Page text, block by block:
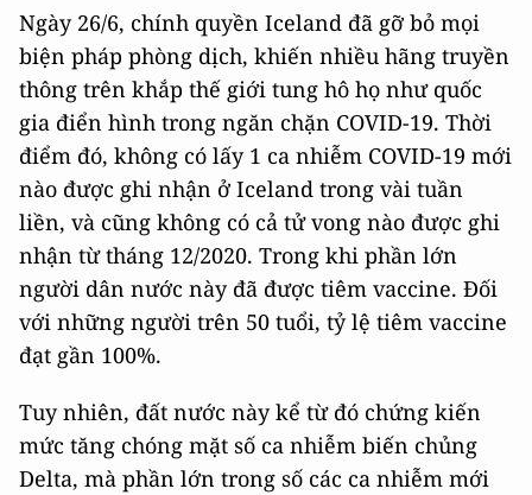
Ngày 26/6, chính quyền Iceland đã gỡ bỏ mọi
biện pháp phòng dịch, khiến nhiều hãng truyền
thông trên khắp thế giới tung hô họ như quốc
gia điển hình trong ngăn chặn COVID-19. Thời
điểm đó, không có lấy 1 ca nhiễm COVID-19 mới
nào được ghi nhận ở Iceland trong vài tuần
liền, và cũng không có cả tử vong nào được ghi
nhận từ tháng 12/2020. Trong khi phần lớn
người dân nước này đã được tiêm vaccine. Đối
với những người trên 50 tuổi, tỷ lệ tiêm vaccine
đạt gần 100%.
Tuy nhiên, đất nước này kể từ đó chứng kiến
mức tăng chóng mặt số ca nhiễm biến chủng
Delta, mà phần lớn trong số các ca nhiễm mới